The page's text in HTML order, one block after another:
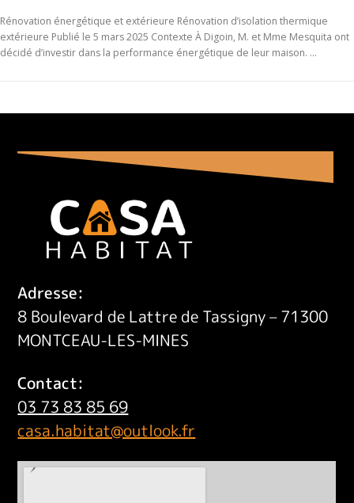
Rénovation énergétique et extérieure Rénovation d’isolation thermique
extérieure Publié le 5 mars 2025 Contexte À Digoin, M. et Mme Mesquita ont
décidé d’investir dans la performance énergétique de leur maison. …
Adresse:
8 Boulevard de Lattre de Tassigny – 71300
MONTCEAU-LES-MINES
Contact:
03 73 83 85 69
casa.habitat@outlook.fr